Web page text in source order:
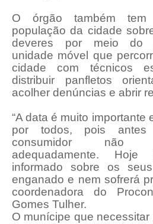
O órgão também tem
população da cidade
deveres por meio do
unidade móvel que
cidade com técnicos
distribuir panfletos
acolher denúncias e abrir
“A data é muito importante
por todos, pois
consumidor não
adequadamente.
informado sobre os
enganado e nem sofrerá
coordenadora do
Gomes Tulher.
O munícipe que